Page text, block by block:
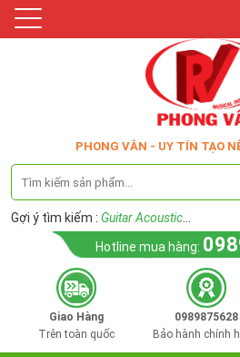
PHONG VÂN - UY TÍN TẠO
Gợi ý tìm kiếm : Guitar Acoustic
Hotline mua hàng:
Giao Hàng
Trên toàn quốc
0989875628
Bảo hành chính